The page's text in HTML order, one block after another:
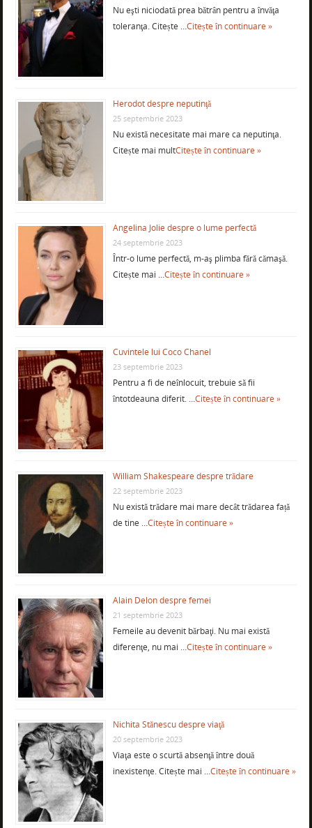
Nu eşti niciodată prea bătrân pentru a învăţa
toleranţa. Citește …Citește în continuare »
Herodot despre neputinţă
25 septembrie 2023
Nu există necesitate mai mare ca neputinţa.
Citește mai multCitește în continuare »
Angelina Jolie despre o lume perfectă
24 septembrie 2023
Într-o lume perfectă, m-aş plimba fără cămaşă.
Citește mai …Citește în continuare »
Cuvintele lui Coco Chanel
23 septembrie 2023
Pentru a fi de neînlocuit, trebuie să fii
întotdeauna diferit. …Citește în continuare »
William Shakespeare despre trădare
22 septembrie 2023
Nu există trădare mai mare decât trădarea față
de tine …Citește în continuare »
Alain Delon despre femei
21 septembrie 2023
Femeile au devenit bărbaţi. Nu mai există
diferenţe, nu mai …Citește în continuare »
Nichita Stănescu despre viaţă
20 septembrie 2023
Viaţa este o scurtă absenţă între două
inexistenţe. Citește mai …Citește în continuare »